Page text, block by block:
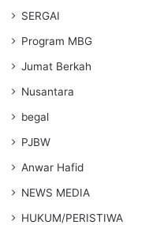
SERGAI
Program MBG
Jumat Berkah
Nusantara
begal
PJBW
Anwar Hafid
NEWS MEDIA
HUKUM/PERISTIWA